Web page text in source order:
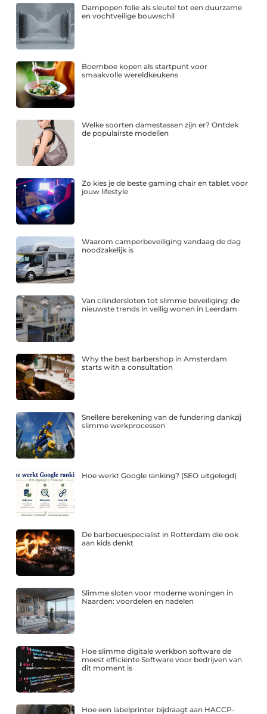
Dampopen folie als sleutel tot een duurzame
en vochtveilige bouwschil
Boemboe kopen als startpunt voor
smaakvolle wereldkeukens
Welke soorten damestassen zijn er? Ontdek
de populairste modellen
Zo kies je de beste gaming chair en tablet voor
jouw lifestyle
Waarom camperbeveiliging vandaag de dag
noodzakelijk is
Van cilindersloten tot slimme beveiliging: de
nieuwste trends in veilig wonen in Leerdam
Why the best barbershop in Amsterdam
starts with a consultation
Snellere berekening van de fundering dankzij
slimme werkprocessen
Hoe werkt Google ranking? (SEO uitgelegd)
De barbecuespecialist in Rotterdam die ook
aan kids denkt
Slimme sloten voor moderne woningen in
Naarden: voordelen en nadelen
Hoe slimme digitale werkbon software de
meest efficiënte Software voor bedrijven van
dit moment is
Hoe een labelprinter bijdraagt aan HACCP-